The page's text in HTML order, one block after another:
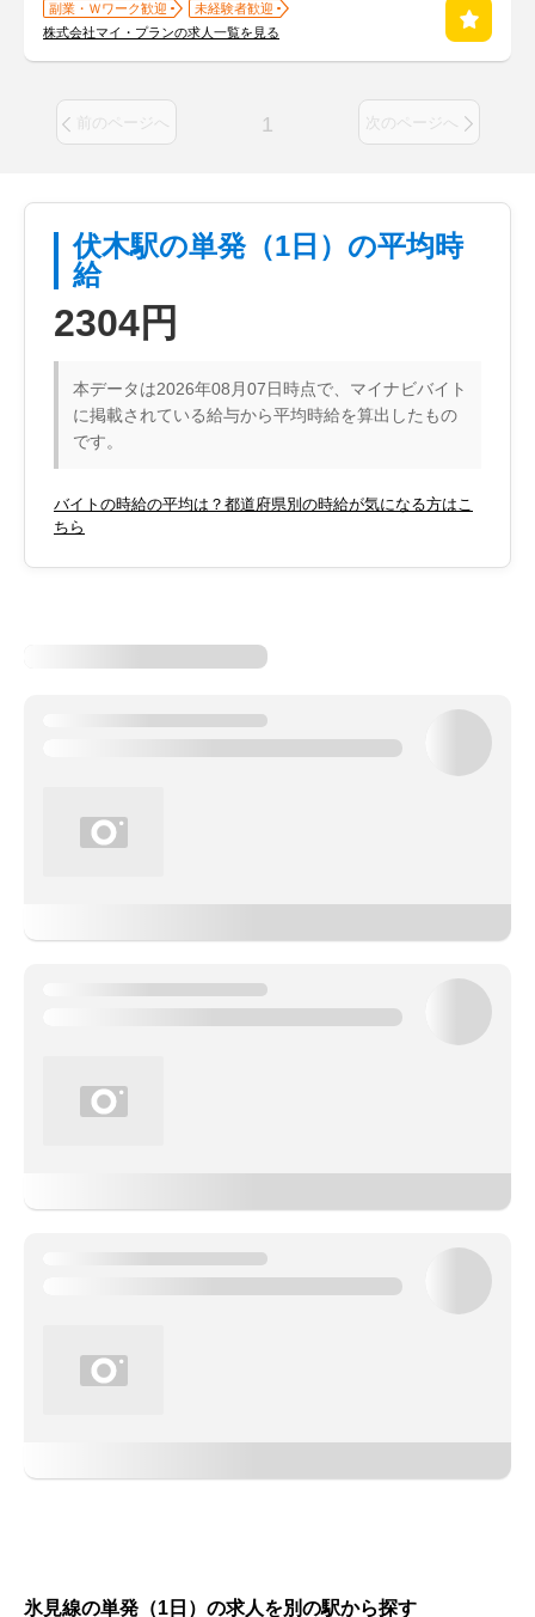
副業・Ｗワーク歓迎
未経験者歓迎
株式会社マイ・プランの求人一覧を見る
前のページへ 1 次のページへ
伏木駅の単発（1日）の平均時
給
2304円
本データは2026年08月07日時点で、マイナビバイト
に掲載されている給与から平均時給を算出したもの
です。
バイトの時給の平均は？都道府県別の時給が気になる方はこ
ちら
氷見線の単発（1日）の求人を別の駅から探す